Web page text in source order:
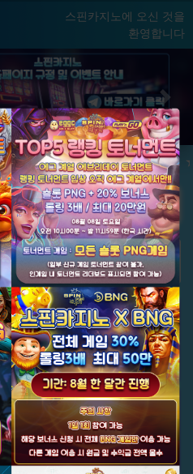
스핀카지노에 오신 것을
환영합니다
Next
내 슬롯 1등 에그계열 ★ ★